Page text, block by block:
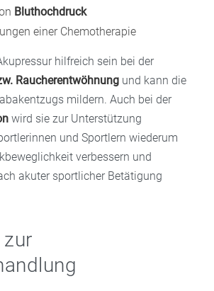
Bluthochdruck
einer Chemotherapie
hilfreich sein bei der
Raucherentwöhnung und kann die
mildern. Auch bei der
wird sie zur Unterstützung
und Sportlern wiederum
verbessern und
akuter sportlicher Betätigung